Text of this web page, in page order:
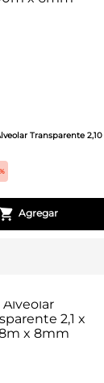
Transparente 2,10